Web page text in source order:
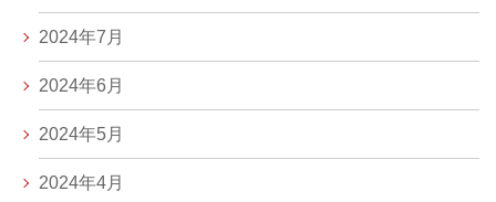
2024年7月
2024年6月
2024年5月
2024年4月